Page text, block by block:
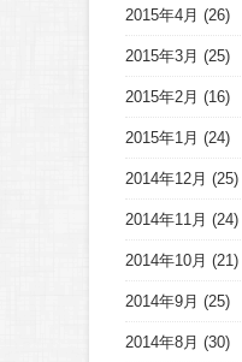
2015年4月 (26)
2015年3月 (25)
2015年2月 (16)
2015年1月 (24)
2014年12月 (25)
2014年11月 (24)
2014年10月 (21)
2014年9月 (25)
2014年8月 (30)